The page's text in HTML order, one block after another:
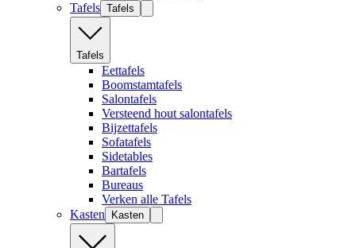
Tafels Tafels
Tafels
Eettafels
Boomstamtafels
Salontafels
Versteend hout salontafels
Bijzettafels
Sofatafels
Sidetables
Bartafels
Bureaus
Verken alle Tafels
Kasten
Kasten